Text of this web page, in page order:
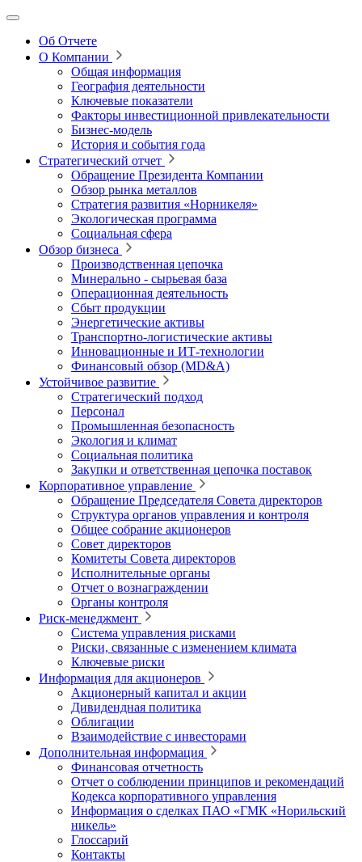
Об Отчете
О Компании
Общая информация
География деятельности
Ключевые показатели
Факторы инвестиционной привлекательности
Бизнес-модель
История и события года
Стратегический отчет
Обращение Президента Компании
Обзор рынка металлов
Стратегия развития «Норникеля»
Экологическая программа
Социальная сфера
Обзор бизнеса
Производственная цепочка
Минерально ‑ сырьевая база
Операционная деятельность
Сбыт продукции
Энергетические активы
Транспортно-логистические активы
Инновационные и ИТ‑технологии
Финансовый обзор (MD&A)
Устойчивое развитие
Стратегический подход
Персонал
Промышленная безопасность
Экология и климат
Социальная политика
Закупки и ответственная цепочка поставок
Корпоративное управление
Обращение Председателя Совета директоров
Структура органов управления и контроля
Общее собрание акционеров
Совет директоров
Комитеты Совета директоров
Исполнительные органы
Отчет о вознаграждении
Органы контроля
Риск-менеджмент
Система управления рисками
Риски, связанные с изменением климата
Ключевые риски
Информация для акционеров
Акционерный капитал и акции
Дивидендная политика
Облигации
Взаимодействие с инвесторами
Дополнительная информация
Финансовая отчетность
Отчет о соблюдении принципов и рекомендаций
Кодекса корпоративного управления
Информация о сделках ПАО «ГМК «Норильский
никель»
Глоссарий
Контакты